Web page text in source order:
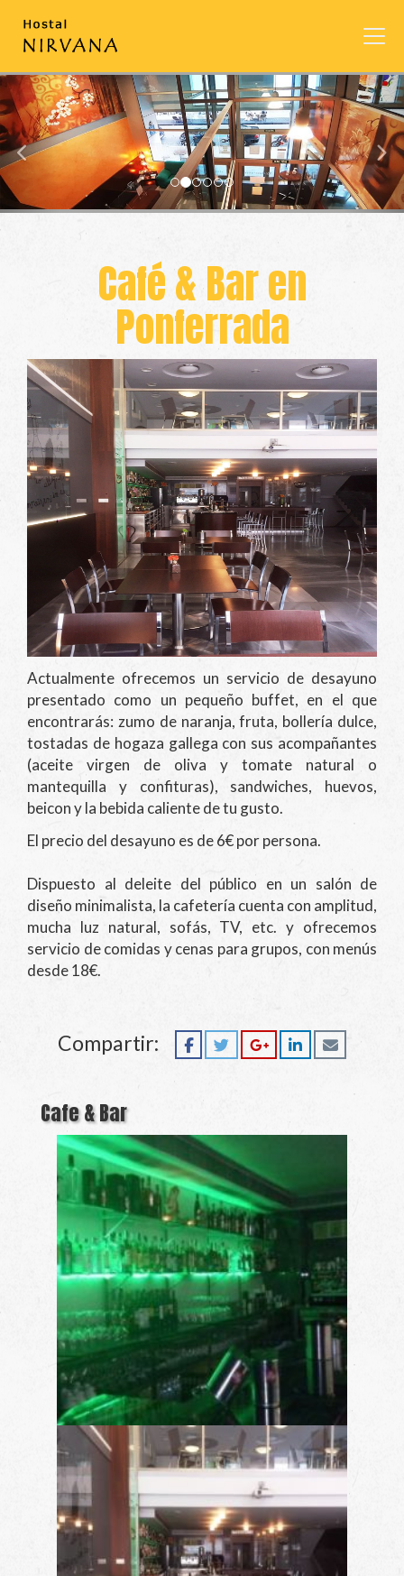
prev
Café & Bar en
Ponferrada
Actualmente ofrecemos un servicio de desayuno
presentado como un pequeño buffet, en el que
encontrarás: zumo de naranja, fruta, bollería dulce,
tostadas de hogaza gallega con sus acompañantes
(aceite virgen de oliva y tomate natural o
mantequilla y confituras), sandwiches, huevos,
beicon y la bebida caliente de tu gusto.
El precio del desayuno es de 6€ por persona.
Dispuesto al deleite del público en un salón de
diseño minimalista, la cafetería cuenta con amplitud,
mucha luz natural, sofás, TV, etc. y ofrecemos
servicio de comidas y cenas para grupos, con menús
desde 18€.
Compartir:
Cafe & Bar
Anterior